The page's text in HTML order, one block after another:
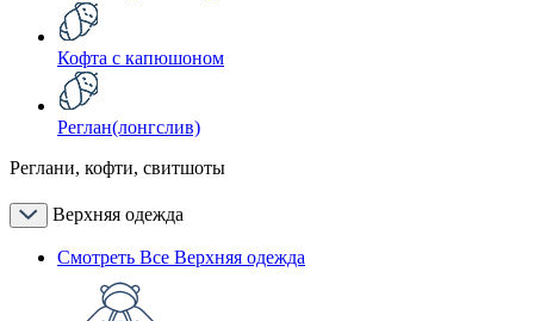
Кофта с капюшоном
Реглан(лонгслив)
Реглани, кофти, свитшоты
Верхняя одежда
Смотреть Все Верхняя одежда